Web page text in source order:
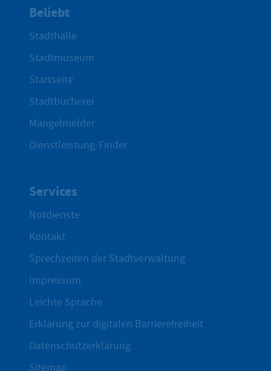
Beliebt
Stadthalle
Stadtmuseum
Startseite
Stadtbücherei
Mängelmelder
Dienstleistung-Finder
Services
Notdienste
Kontakt
Sprechzeiten der Stadtverwaltung
Impressum
Leichte Sprache
Erklärung zur digitalen Barrierefreiheit
Datenschutzerklärung
Sitemap